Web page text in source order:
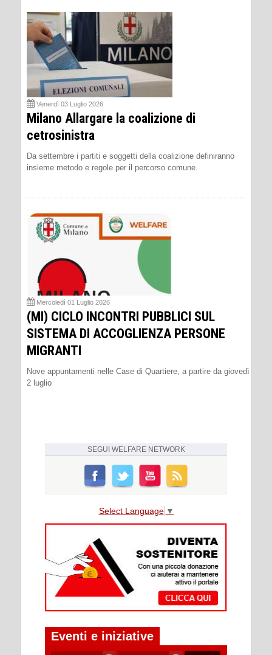
Venerdì 03 Luglio 2026
Milano Allargare la coalizione di
cetrosinistra
Da settembre i partiti e soggetti della coalizione definiranno
insieme metodo e regole per il percorso comune.
Mercoledì 01 Luglio 2026
(MI) CICLO INCONTRI PUBBLICI SUL
SISTEMA DI ACCOGLIENZA PERSONE
MIGRANTI
Nove appuntamenti nelle Case di Quartiere, a partire da giovedì
2 luglio
SEGUI WELFARE NETWORK
Select Language ▼
Eventi e iniziative